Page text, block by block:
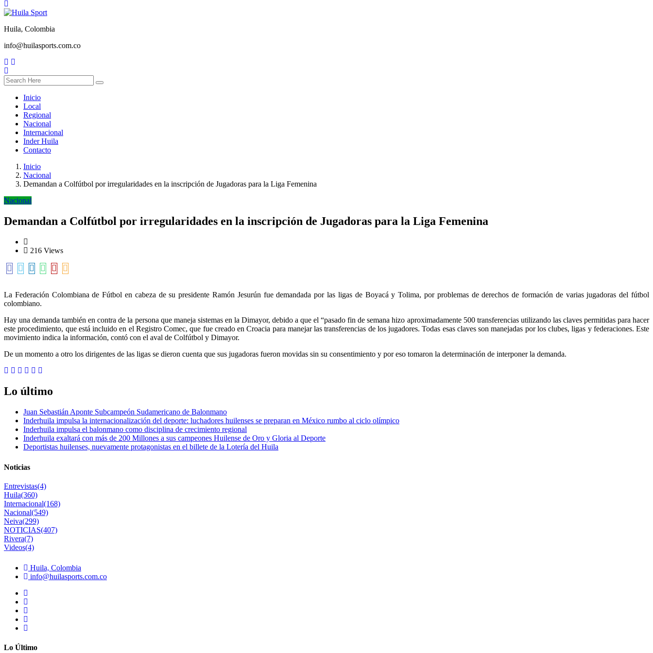
Huila, Colombia
info@huilasports.com.co
Inicio
Local
Regional
Nacional
Internacional
Inder Huila
Contacto
Inicio
Nacional
Demandan a Colfútbol por irregularidades en la inscripción de Jugadoras para la Liga Femenina
Nacional
Demandan a Colfútbol por irregularidades en la inscripción de Jugadoras para la Liga Femenina
216 Views
La Federación Colombiana de Fútbol en cabeza de su presidente Ramón Jesurún fue demandada por las ligas de Boyacá y Tolima, por problemas de derechos de formación de varias jugadoras del fútbol
colombiano.
Hay una demanda también en contra de la persona que maneja sistemas en la Dimayor, debido a que el “pasado fin de semana hizo aproximadamente 500 transferencias utilizando las claves permitidas para hacer
este procedimiento, que está incluido en el Registro Comec, que fue creado en Croacia para manejar las transferencias de los jugadores. Todas esas claves son manejadas por los clubes, ligas y federaciones. Este
movimiento indica la información, contó con el aval de Colfútbol y Dimayor.
De un momento a otro los dirigentes de las ligas se dieron cuenta que sus jugadoras fueron movidas sin su consentimiento y por eso tomaron la determinación de interponer la demanda.
Lo último
Juan Sebastián Aponte Subcampeón Sudamericano de Balonmano
Inderhuila impulsa la internacionalización del deporte: luchadores huilenses se preparan en México rumbo al ciclo olímpico
Inderhuila impulsa el balonmano como disciplina de crecimiento regional
Inderhuila exaltará con más de 200 Millones a sus campeones Huilense de Oro y Gloria al Deporte
Deportistas huilenses, nuevamente protagonistas en el billete de la Lotería del Huila
Noticias
Entrevistas(4)
Huila(360)
Internacional(168)
Nacional(549)
Neiva(299)
NOTICIAS(407)
Rivera(7)
Videos(4)
Huila, Colombia
info@huilasports.com.co
Lo Último